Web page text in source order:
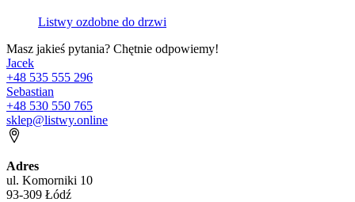
Listwy ozdobne do drzwi
Masz jakieś pytania? Chętnie odpowiemy!
Jacek
+48 535 555 296
Sebastian
+48 530 550 765
sklep@listwy.online
Adres
ul. Komorniki 10
93-309 Łódź